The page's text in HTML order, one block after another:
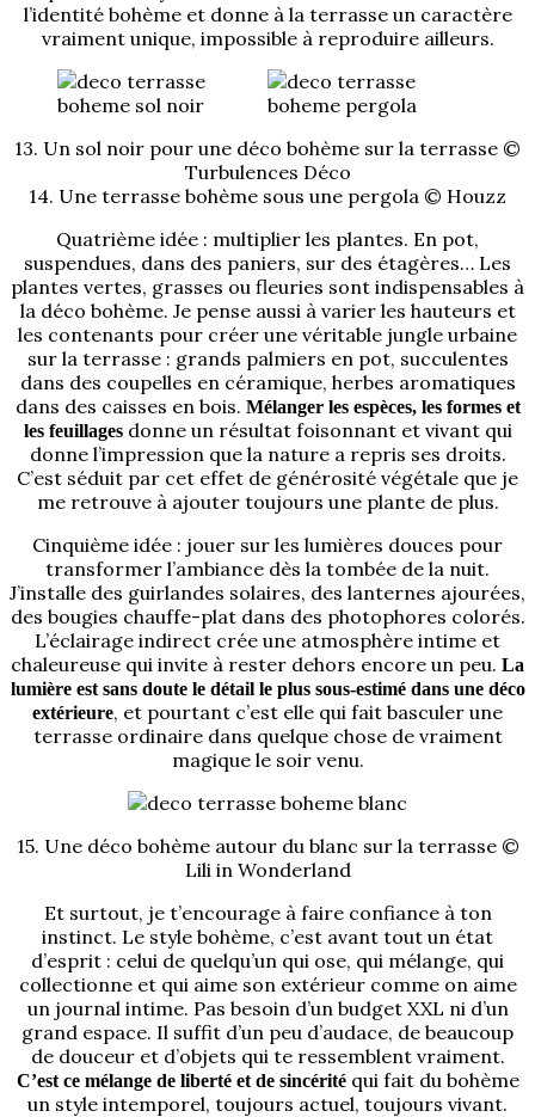
l’identité bohème et donne à la terrasse un caractère
vraiment unique, impossible à reproduire ailleurs.
13. Un sol noir pour une déco bohème sur la terrasse ©
Turbulences Déco
14. Une terrasse bohème sous une pergola © Houzz
Quatrième idée : multiplier les plantes. En pot,
suspendues, dans des paniers, sur des étagères… Les
plantes vertes, grasses ou fleuries sont indispensables à
la déco bohème. Je pense aussi à varier les hauteurs et
les contenants pour créer une véritable jungle urbaine
sur la terrasse : grands palmiers en pot, succulentes
dans des coupelles en céramique, herbes aromatiques
dans des caisses en bois. Mélanger les espèces, les formes et
les feuillagesdonne un résultat foisonnant et vivant qui
donne l’impression que la nature a repris ses droits.
C’est séduit par cet effet de générosité végétale que je
me retrouve à ajouter toujours une plante de plus.
Cinquième idée : jouer sur les lumières douces pour
transformer l’ambiance dès la tombée de la nuit.
J’installe des guirlandes solaires, des lanternes ajourées,
des bougies chauffe-plat dans des photophores colorés.
L’éclairage indirect crée une atmosphère intime et
chaleureuse qui invite à rester dehors encore un peu. La
lumière est sans doute le détail le plus sous-estimé dans une déco
extérieure, et pourtant c’est elle qui fait basculer une
terrasse ordinaire dans quelque chose de vraiment
magique le soir venu.
15. Une déco bohème autour du blanc sur la terrasse ©
Lili in Wonderland
Et surtout, je t’encourage à faire confiance à ton
instinct. Le style bohème, c’est avant tout un état
d’esprit : celui de quelqu’un qui ose, qui mélange, qui
collectionne et qui aime son extérieur comme on aime
un journal intime. Pas besoin d’un budget XXL ni d’un
grand espace. Il suffit d’un peu d’audace, de beaucoup
de douceur et d’objets qui te ressemblent vraiment.
C’est ce mélange de liberté et de sincéritéqui fait du bohème
un style intemporel, toujours actuel, toujours vivant.